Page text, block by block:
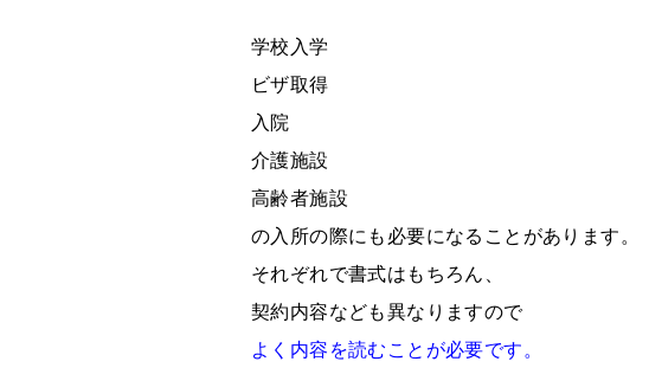
学校入学
ビザ取得
入院
介護施設
高齢者施設
の入所の際にも必要になることがあります。
それぞれで書式はもちろん、
契約内容なども異なりますので
よく内容を読むことが必要です。